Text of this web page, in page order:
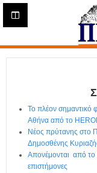
Η
ε
ρ
Το πλέον σημαντικό
Αθήνα από το
Νέος πρύτανης στο
Δημοσθένης
Απονέμονται από
επιστήμονες